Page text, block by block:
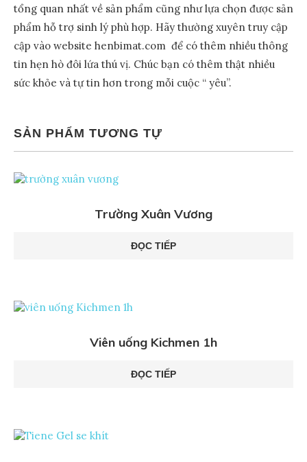
tổng quan nhất về sản phẩm cũng như lựa chọn được sản
phẩm hỗ trợ sinh lý phù hợp. Hãy thường xuyên truy cập
cập vào website henbimat.com để có thêm nhiều thông
tin hẹn hò đôi lứa thú vị. Chúc bạn có thêm thật nhiều
sức khỏe và tự tin hơn trong mỗi cuộc “ yêu”.
SẢN PHẨM TƯƠNG TỰ
Trường Xuân Vương
ĐỌC TIẾP
Viên uống Kichmen 1h
ĐỌC TIẾP